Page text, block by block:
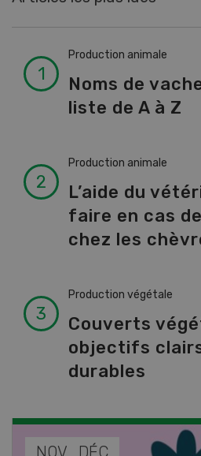
Production animale
Noms de
liste de A à Z
Production animale
L’aide du
faire en cas
chez les
Production végétale
Couverts
objectifs
durables
NOV JAN